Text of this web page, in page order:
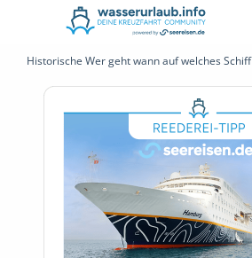
Historische Wer geht wann auf welches Schiff